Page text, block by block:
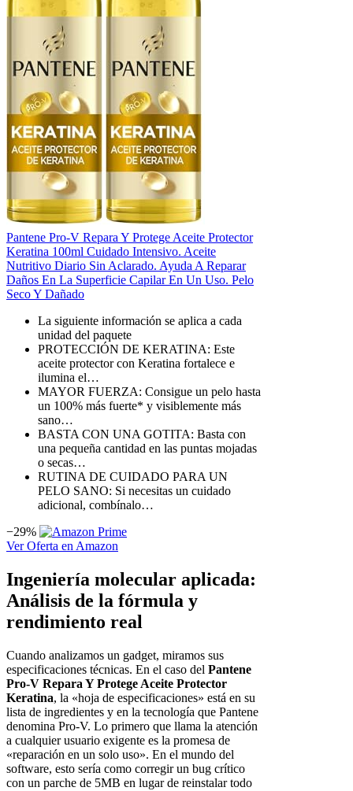
Pantene Pro-V Repara Y Protege Aceite Protector
Keratina 100ml Cuidado Intensivo. Aceite
Nutritivo Diario Sin Aclarado. Ayuda A Reparar
Daños En La Superficie Capilar En Un Uso. Pelo
Seco Y Dañado
La siguiente información se aplica a cada
unidad del paquete
PROTECCIÓN DE KERATINA: Este
aceite protector con Keratina fortalece e
ilumina el…
MAYOR FUERZA: Consigue un pelo hasta
un 100% más fuerte* y visiblemente más
sano…
BASTA CON UNA GOTITA: Basta con
una pequeña cantidad en las puntas mojadas
o secas…
RUTINA DE CUIDADO PARA UN
PELO SANO: Si necesitas un cuidado
adicional, combínalo…
−29%
Ver Oferta en Amazon
Ingeniería molecular aplicada:
Análisis de la fórmula y
rendimiento real
Cuando analizamos un gadget, miramos sus
especificaciones técnicas. En el caso del Pantene
Pro-V Repara Y Protege Aceite Protector
Keratina, la «hoja de especificaciones» está en su
lista de ingredientes y en la tecnología que Pantene
denomina Pro-V. Lo primero que llama la atención
a cualquier usuario exigente es la promesa de
«reparación en un solo uso». En el mundo del
software, esto sería como corregir un bug crítico
con un parche de 5MB en lugar de reinstalar todo